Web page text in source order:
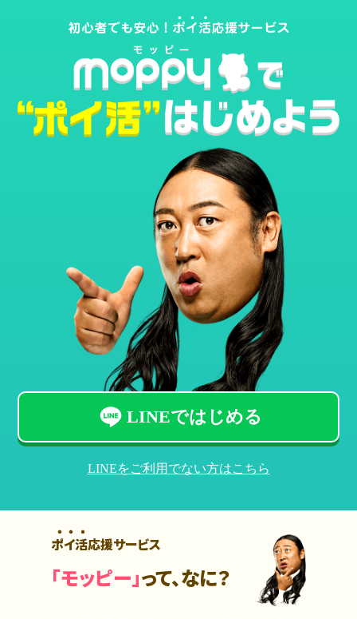
LINEではじめる
LINEをご利用でない方はこちら
ポイ活応援サービス
「モッピー」って、なに？